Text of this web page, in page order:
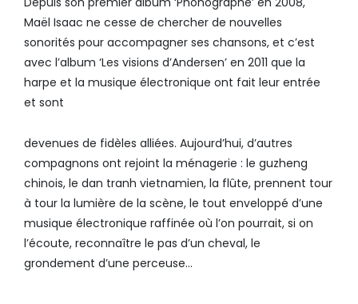
Maël Isaac ne cesse de chercher de nouvelles
sonorités pour accompagner ses chansons, et c’est
avec l’album ‘Les visions d’Andersen’ en 2011 que la
harpe et la musique électronique ont fait leur entrée
et sont
devenues de fidèles alliées. Aujourd’hui, d’autres
compagnons ont rejoint la ménagerie : le guzheng
chinois, le dan tranh vietnamien, la flûte, prennent tour
à tour la lumière de la scène, le tout enveloppé d’une
musique électronique raffinée où l’on pourrait, si on
l’écoute, reconnaître le pas d’un cheval, le
grondement d’une perceuse…